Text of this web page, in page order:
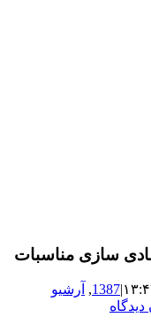
سازی مناسبات
|
1387
, آرشیو
دیدگاه